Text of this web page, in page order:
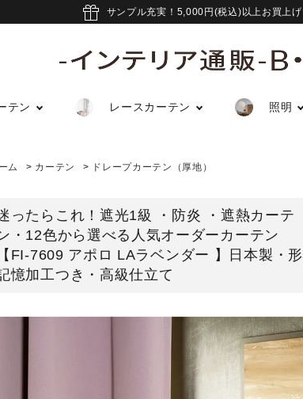
サンプル充実！5,000円(税込)以上お買上
テン レースカーテン 照明
ム > カーテン > ドレープカーテン（厚地）
ったらこれ！遮光1級 ・防炎 ・遮熱カーテ
・12色から選べる人気オーダーカーテン
【FI-7609 アポロ LAラベンダー 】日本製・
憶加工つき・高級仕立て